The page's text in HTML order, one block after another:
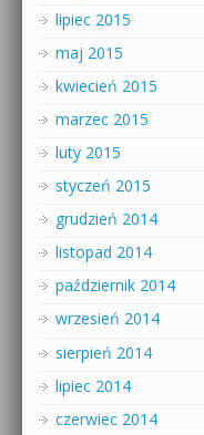
lipiec 2015
maj 2015
kwiecień 2015
marzec 2015
luty 2015
styczeń 2015
grudzień 2014
listopad 2014
październik 2014
wrzesień 2014
sierpień 2014
lipiec 2014
czerwiec 2014